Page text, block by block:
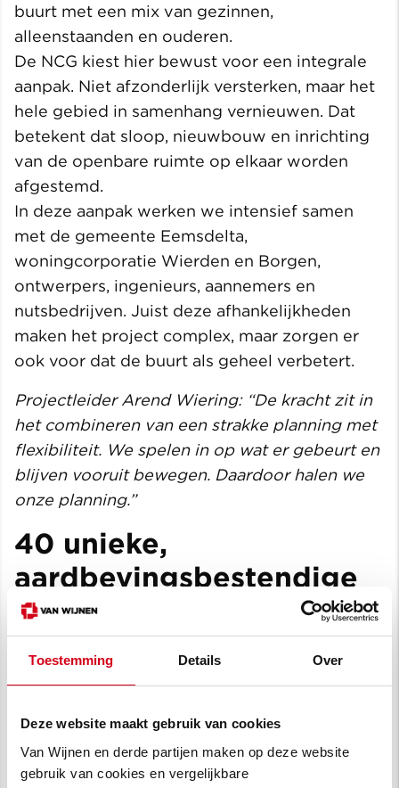
Toestemming Details Over
Deze website maakt gebruik van cookies
Van Wijnen en derde partijen maken op deze website
gebruik van cookies en vergelijkbare
buurt met een mix van gezinnen,
alleenstaanden en ouderen.
De NCG kiest hier bewust voor een integrale
aanpak. Niet afzonderlijk versterken, maar het
hele gebied in samenhang vernieuwen. Dat
betekent dat sloop, nieuwbouw en inrichting
van de openbare ruimte op elkaar worden
afgestemd.
In deze aanpak werken we intensief samen
met de gemeente Eemsdelta,
woningcorporatie Wierden en Borgen,
ontwerpers, ingenieurs, aannemers en
nutsbedrijven. Juist deze afhankelijkheden
maken het project complex, maar zorgen er
ook voor dat de buurt als geheel verbetert.
Projectleider Arend Wiering: “De kracht zit in
het combineren van een strakke planning met
flexibiliteit. We spelen in op wat er gebeurt en
blijven vooruit bewegen. Daardoor halen we
onze planning.”
40 unieke,
aardbevingsbestendige
woningen
We bouwen 40 nieuwe woningen, ieder met
een eigen uitstraling. Architect 12Watt
ontwierp een gevarieerd beeld dat past bij
Middelstum en de omgeving, waarbij ook de
speelt in de verkaveling en positionering van